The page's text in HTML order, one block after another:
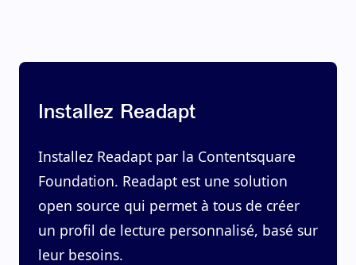
Installez Readapt
Installez Readapt par la Contentsquare
Foundation. Readapt est une solution
open source qui permet à tous de créer
un profil de lecture personnalisé, basé sur
leur besoins.